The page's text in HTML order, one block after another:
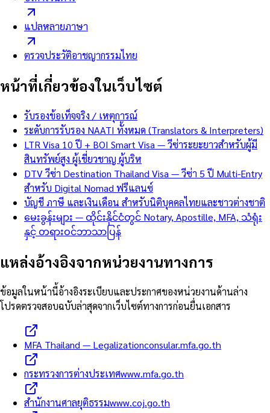
แปลหลายภาษา
ตรวจประวัติอาชญากรรมไทย
หน้าที่เกี่ยวข้องในเว็บไซต์
รับรองข้อเท็จจริง / เหตุการณ์
ระดับการรับรอง NAATI ทั้งหมด (Translators & Interpreters)
LTR Visa 10 ปี + BOI Smart Visa — วีซ่าระยะยาวสำหรับผู้มี
สินทรัพย์สูง ผู้เชี่ยวชาญ ผู้บริห
DTV วีซ่า Destination Thailand Visa — วีซ่า 5 ปี Multi-Entry
สำหรับ Digital Nomad ฟรีแลนซ์
บัญชี ภาษี และเงินเดือน สำหรับนิติบุคคลไทยและชาวต่างชาติ
မေးခွန်းများ — ထိုင်းနိုင်ငံတွင် Notary, Apostille, MFA, သံရုံး
နှင့် တရားဝင်ဘာသာပြန်
แหล่งอ้างอิงจากหน่วยงานทางการ
ข้อมูลในหน้านี้อ้างอิงระเบียบและประกาศของหน่วยงานด้านล่าง
โปรดตรวจสอบฉบับล่าสุดจากเว็บไซต์ทางการก่อนยื่นเอกสาร
MFA Thailand — Legalizationconsular.mfa.go.th
กระทรวงการต่างประเทศwww.mfa.go.th
สำนักงานศาลยุติธรรมwww.coj.go.th